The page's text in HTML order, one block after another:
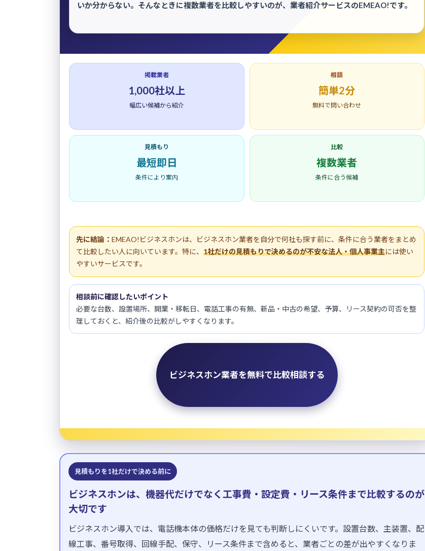
いか分からない。そんなときに複数業者を比較しやすいのが、業者紹介サービスのEMEAO!です。
掲載業者
1,000社以上
幅広い候補から紹介
相談
簡単2分
無料で問い合わせ
見積もり
最短即日
条件により案内
比較
複数業者
条件に合う候補
先に結論： EMEAO!ビジネスホンは、ビジネスホン業者を自分で何社も探す前に、条件に合う業者をまとめ
て比較したい人に向いています。特に、 1社だけの見積もりで決めるのが不安な法人・個人事業主には使い
やすいサービスです。
相談前に確認したいポイント
必要な台数、設置場所、開業・移転日、電話工事の有無、新品・中古の希望、予算、リース契約の可否を整
理しておくと、紹介後の比較がしやすくなります。
ビジネスホン業者を無料で比較相談する
見積もりを1社だけで決める前に
ビジネスホンは、機器代だけでなく工事費・設定費・リース条件まで比較するのが
大切です
ビジネスホン導入では、電話機本体の価格だけを見ても判断しにくいです。設置台数、主装置、配
線工事、番号取得、回線手配、保守、リース条件まで含めると、業者ごとの差が出やすくなりま